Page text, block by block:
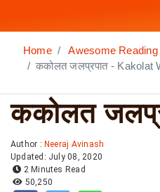
Home
Awesome Reading
ककोलत जलप्रपात - Kakolat
ककोलत
Author : Neeraj Avinash
Updated: July 08, 2020
2 Minutes Read
50,250